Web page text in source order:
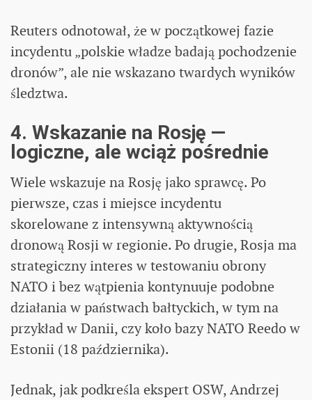
Reuters odnotował, że w początkowej fazie
incydentu „polskie władze badają pochodzenie
dronów”, ale nie wskazano twardych wyników
śledztwa.
4. Wskazanie na Rosję —
logiczne, ale wciąż pośrednie
Wiele wskazuje na Rosję jako sprawcę. Po
pierwsze, czas i miejsce incydentu
skorelowane z intensywną aktywnością
dronową Rosji w regionie. Po drugie, Rosja ma
strategiczny interes w testowaniu obrony
NATO i bez wątpienia kontynuuje podobne
działania w państwach bałtyckich, w tym na
przykład w Danii, czy koło bazy NATO Reedo w
Estonii (18 października).
Jednak, jak podkreśla ekspert OSW, Andrzej